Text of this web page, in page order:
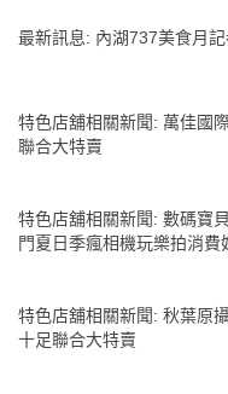
最新訊息: 內湖737美食月
特色店舖相關新聞: 萬佳國
聯合大特賣
特色店舖相關新聞: 數碼寶
門夏日季瘋相機玩樂拍消費
特色店舖相關新聞: 秋葉原
十足聯合大特賣